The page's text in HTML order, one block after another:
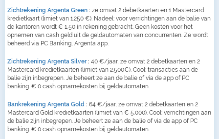
Zichtrekening Argenta Green : ze omvat 2 debetkaarten en 1 Mastercard
kredietkaart (limiet van 1.250 €). Nadeel: voor verrichtingen aan de balie van
de kantoren wordt € 1,50 in rekening gebracht. Geen kosten voor het
opnemen van cash geld uit de geldautomaten van concurrenten. Ze wordt
beheerd via PC Banking, Argenta app.
Zichtrekening Argenta Silver: 40 €/jaar, ze omvat 2 debetkaarten en 2
Mastercard kredietkaarten (limiet van 2.500€). Cool: transacties aan de
balie zijn inbegrepen. Je beheert ze aan de balie of via de app of PC
banking. € 0 cash opnamekosten bij geldautomaten.
Bankrekening Argenta Gold : 64 €/jaar, ze omvat 2 debetkaarten en 2
Mastercard Gold kredietkaarten (limiet van € 5.000). Cool: verrichtingen aan
de balie zijn inbegrepen. Je beheert ze aan de balie of via de app of PC
banking. € 0 cash opnamekosten bij geldautomaten.